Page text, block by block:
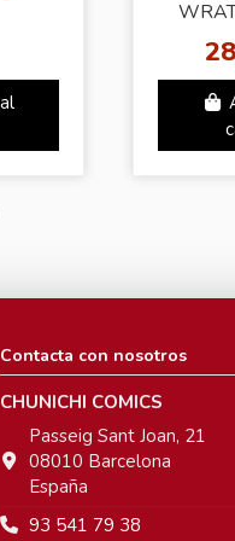
Contacta con nosotros
CHUNICHI COMICS
Passeig Sant Joan, 21
08010 Barcelona
España
93 541 79 38